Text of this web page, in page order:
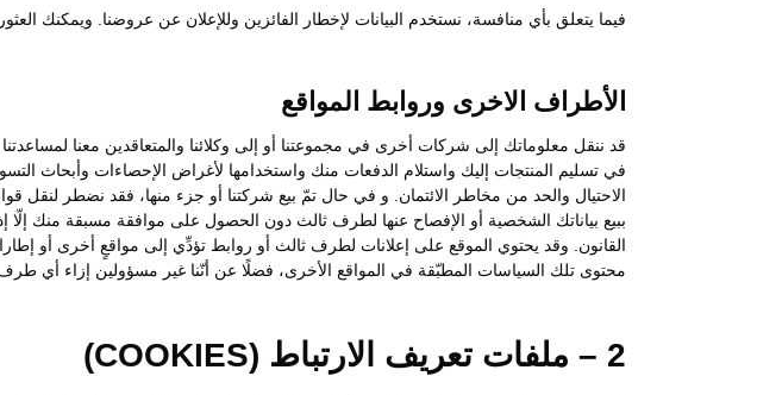
فيما يتعلق بأي منافسة، نستخدم البيانات لإخطار الفائزين وللإعلان عن عروضنا.
الأطراف الاخرى وروابط المواقع
قد ننقل معلوماتك إلى شركات أخرى في مجموعتنا أو إلى وكلائنا والمتعاقدين معنا
في تسليم المنتجات إليك واستلام الدفعات منك واستخدامها لأغراض الإحصاءات وأبحاث
الاحتيال والحد من مخاطر الائتمان. و في حال تمّ بيع شركتنا أو جزء منها، فقد نضطر
ببيع بياناتك الشخصية أو الإفصاح عنها لطرف ثالث دون الحصول على موافقة مسبقة منك
القانون. وقد يحتوي الموقع على إعلانات لطرف ثالث أو روابط تؤدِّي إلى مواقعٍ أخرى أو
محتوى تلك السياسات المطبّقة في المواقع الأخرى، فضلًا عن أنّنا غير مسؤولين إزاء أي طرف
2 – ملفات تعريف الارتباط (COOKIES)